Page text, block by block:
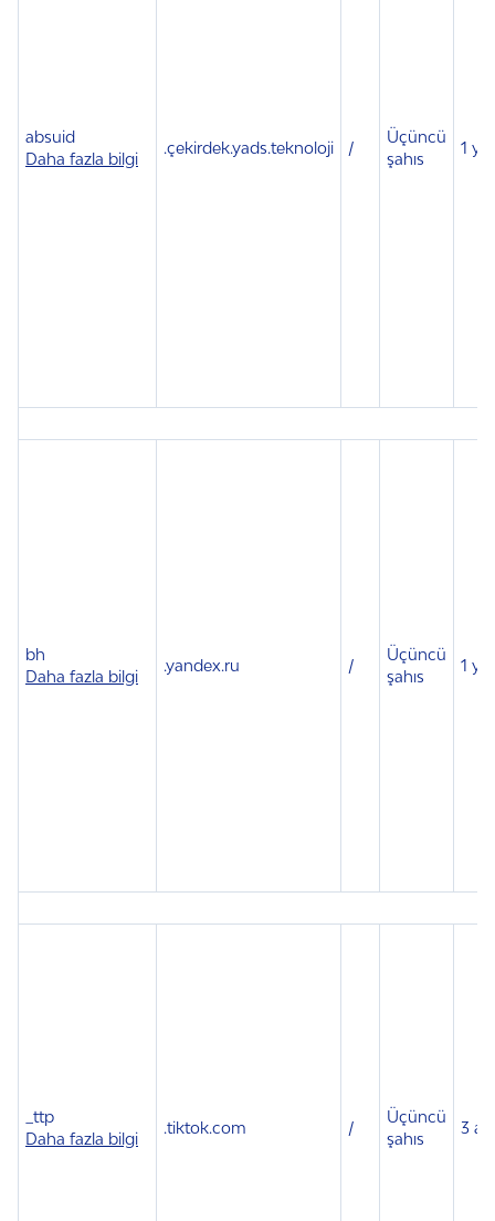
absuid
Daha fazla bilgi
.çekirdek.yads.teknoloji /
Üçüncü
şahıs
1 yıl
bh
Daha fazla bilgi
.yandex.ru /
Üçüncü
şahıs
1 yıl
_ttp
Daha fazla bilgi
.tiktok.com /
Üçüncü
şahıs
3 ay